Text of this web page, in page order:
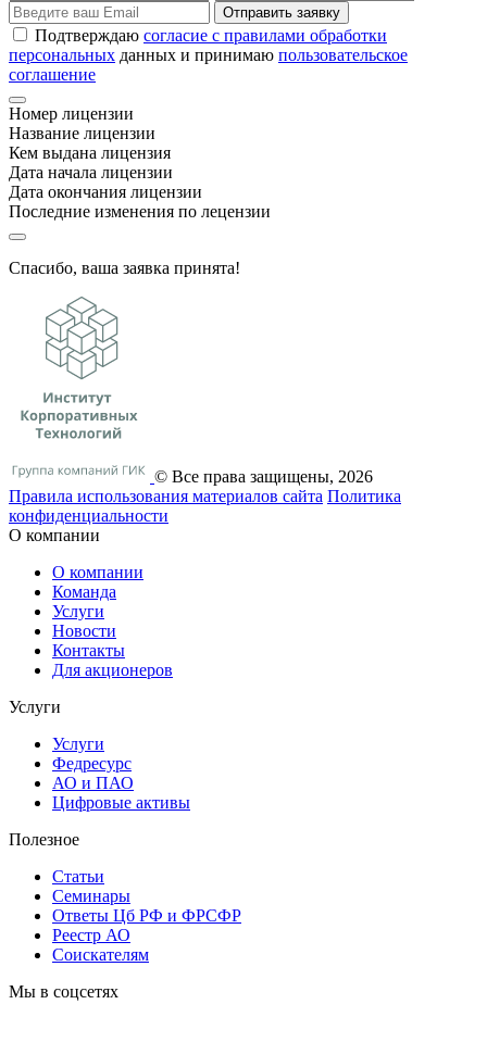
Отправить заявку
Подтверждаю согласие с правилами обработки
персональных данных и принимаю пользовательское
соглашение
Номер лицензии
Название лицензии
Кем выдана лицензия
Дата начала лицензии
Дата окончания лицензии
Последние изменения по лецензии
Спасибо, ваша заявка принята!
© Все права защищены, 2026
Правила использования материалов сайта Политика
конфиденциальности
О компании
О компании
Команда
Услуги
Новости
Контакты
Для акционеров
Услуги
Услуги
Федресурс
АО и ПАО
Цифровые активы
Полезное
Статьи
Cеминары
Ответы Цб РФ и ФРСФР
Реестр АО
Соискателям
Мы в соцсетях